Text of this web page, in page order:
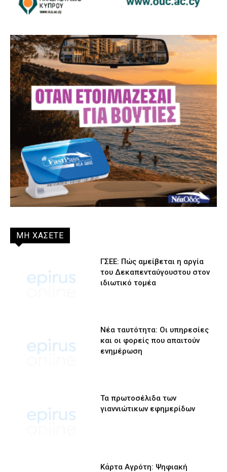
ΜΗ ΧΑΣΕΤΕ
ΓΣΕΕ: Πώς αμείβεται η αργία
του Δεκαπενταύγουστου στον
ιδιωτικό τομέα
Νέα ταυτότητα: Οι υπηρεσίες
και οι φορείς που απαιτούν
ενημέρωση
Τα πρωτοσέλιδα των
γιαννιώτικων εφημερίδων
Κάρτα Αγρότη: Ψηφιακή